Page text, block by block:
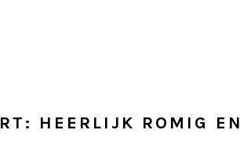
HEERLIJK ROMIG EN